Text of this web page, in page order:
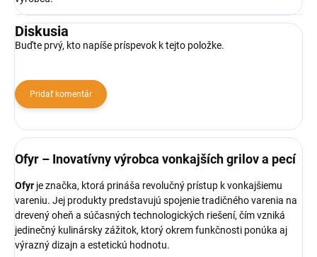
Diskusia
Buďte prvý, kto napíše príspevok k tejto položke.
Pridať komentár
Ofyr – Inovatívny výrobca vonkajších grilov a pecí
Ofyr je značka, ktorá prináša revolučný prístup k vonkajšiemu
vareniu. Jej produkty predstavujú spojenie tradičného varenia na
drevený oheň a súčasných technologických riešení, čím vzniká
jedinečný kulinársky zážitok, ktorý okrem funkčnosti ponúka aj
výrazný dizajn a estetickú hodnotu.